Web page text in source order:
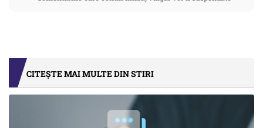
CITEȘTE MAI MULTE DIN STIRI